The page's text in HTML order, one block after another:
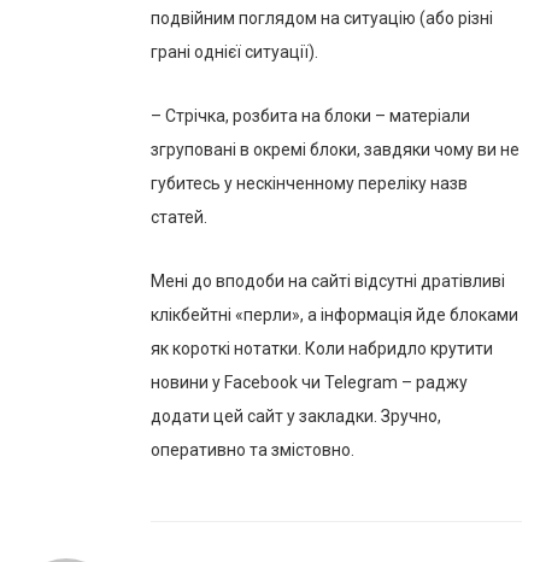
подвійним поглядом на ситуацію (або різні
грані однієї ситуації).
– Стрічка, розбита на блоки – матеріали
згруповані в окремі блоки, завдяки чому ви не
губитесь у нескінченному переліку назв
статей.
Мені до вподоби на сайті відсутні дратівливі
клікбейтні «перли», а інформація йде блоками
як короткі нотатки. Коли набридло крутити
новини у Facebook чи Telegram – раджу
додати цей сайт у закладки. Зручно,
оперативно та змістовно.